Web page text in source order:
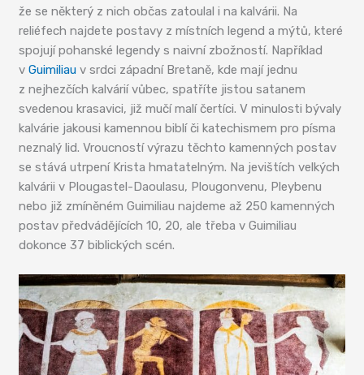
že se některý z nich občas zatoulal i na kalvárii. Na
reliéfech najdete postavy z místních legend a mýtů, které
spojují pohanské legendy s naivní zbožností. Například
vGuimiliau v srdci západní Bretaně, kde mají jednu
z nejhezčích kalvárií vůbec, spatříte jistou satanem
svedenou krasavici, již mučí malí čertíci. V minulosti bývaly
kalvárie jakousi kamennou biblí či katechismem pro písma
neznalý lid. Vroucností výrazu těchto kamenných postav
se stává utrpení Krista hmatatelným. Na jevištích velkých
kalvárii v Plougastel-Daoulasu, Plougonvenu, Pleybenu
nebo již zmíněném Guimiliau najdeme až 250 kamenných
postav předvádějících 10, 20, ale třeba v Guimiliau
dokonce 37 biblických scén.